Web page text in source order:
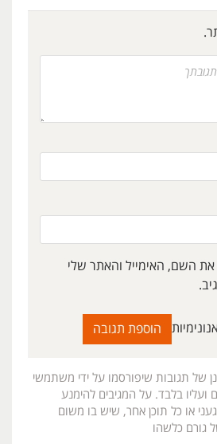
השם, האימייל והאתר שלי
של תגובות שיפורסמו על ידי משתמשי
בלבד. על המגיבים להימנע
או כל תוכן אחר, שיש בו משום
גורם כלשהו